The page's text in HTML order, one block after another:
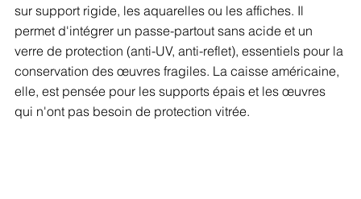
sur support rigide, les aquarelles ou les affiches. Il
permet d'intégrer un passe-partout sans acide et un
verre de protection (anti-UV, anti-reflet), essentiels pour la
conservation des œuvres fragiles. La caisse américaine,
elle, est pensée pour les supports épais et les œuvres
qui n'ont pas besoin de protection vitrée.